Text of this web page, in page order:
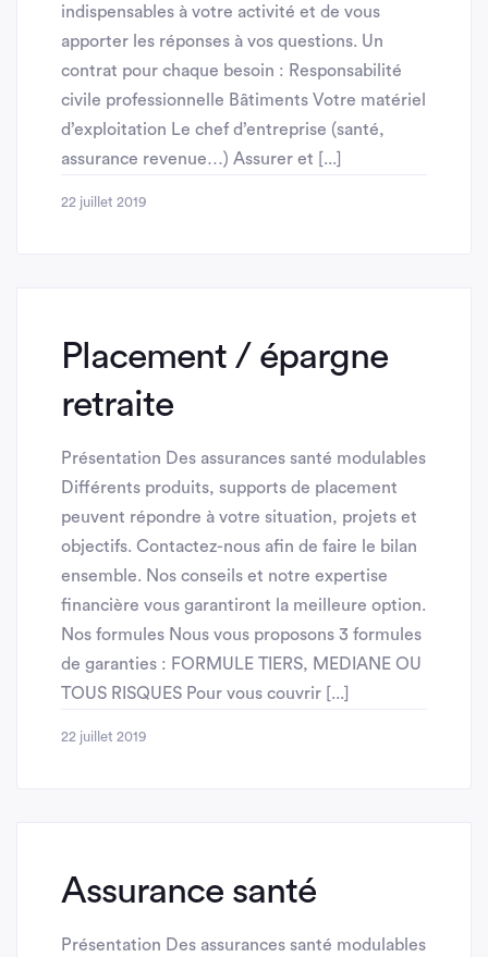
indispensables à votre activité et de vous
apporter les réponses à vos questions. Un
contrat pour chaque besoin : Responsabilité
civile professionnelle Bâtiments Votre matériel
d’exploitation Le chef d’entreprise (santé,
assurance revenue…) Assurer et [...]
22 juillet 2019
Placement / épargne
retraite
Présentation Des assurances santé modulables
Différents produits, supports de placement
peuvent répondre à votre situation, projets et
objectifs. Contactez-nous afin de faire le bilan
ensemble. Nos conseils et notre expertise
financière vous garantiront la meilleure option.
Nos formules Nous vous proposons 3 formules
de garanties : FORMULE TIERS, MEDIANE OU
TOUS RISQUES Pour vous couvrir [...]
22 juillet 2019
Assurance santé
Présentation Des assurances santé modulables